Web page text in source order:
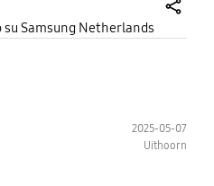
I recommend giving it a
Samsung Netherlands
2025-05-07
Uithoorn